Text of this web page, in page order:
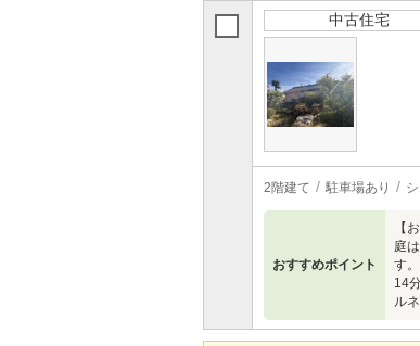
中古住宅
2階建て 駐車場あり
おすすめポイント
【
庭
す
14
ル